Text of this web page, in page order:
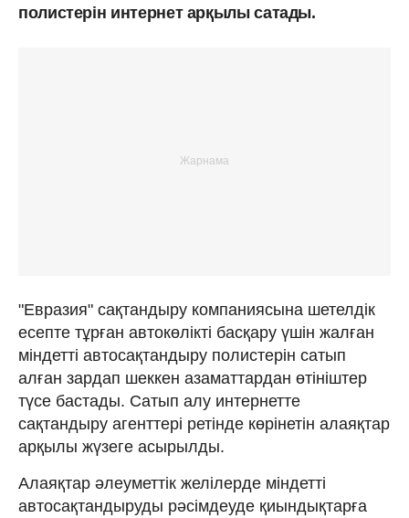
полистерін интернет арқылы сатады.
"Евразия" сақтандыру компаниясына шетелдік
есепте тұрған автокөлікті басқару үшін жалған
міндетті автосақтандыру полистерін сатып
алған зардап шеккен азаматтардан өтініштер
түсе бастады. Сатып алу интернетте
сақтандыру агенттері ретінде көрінетін алаяқтар
арқылы жүзеге асырылды.
Алаяқтар әлеуметтік желілерде міндетті
автосақтандыруды рәсімдеуде қиындықтарға